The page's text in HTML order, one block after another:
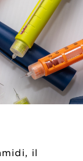
il